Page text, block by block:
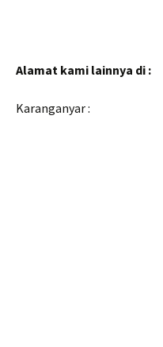
Alamat kami lainnya di :
Karanganyar :